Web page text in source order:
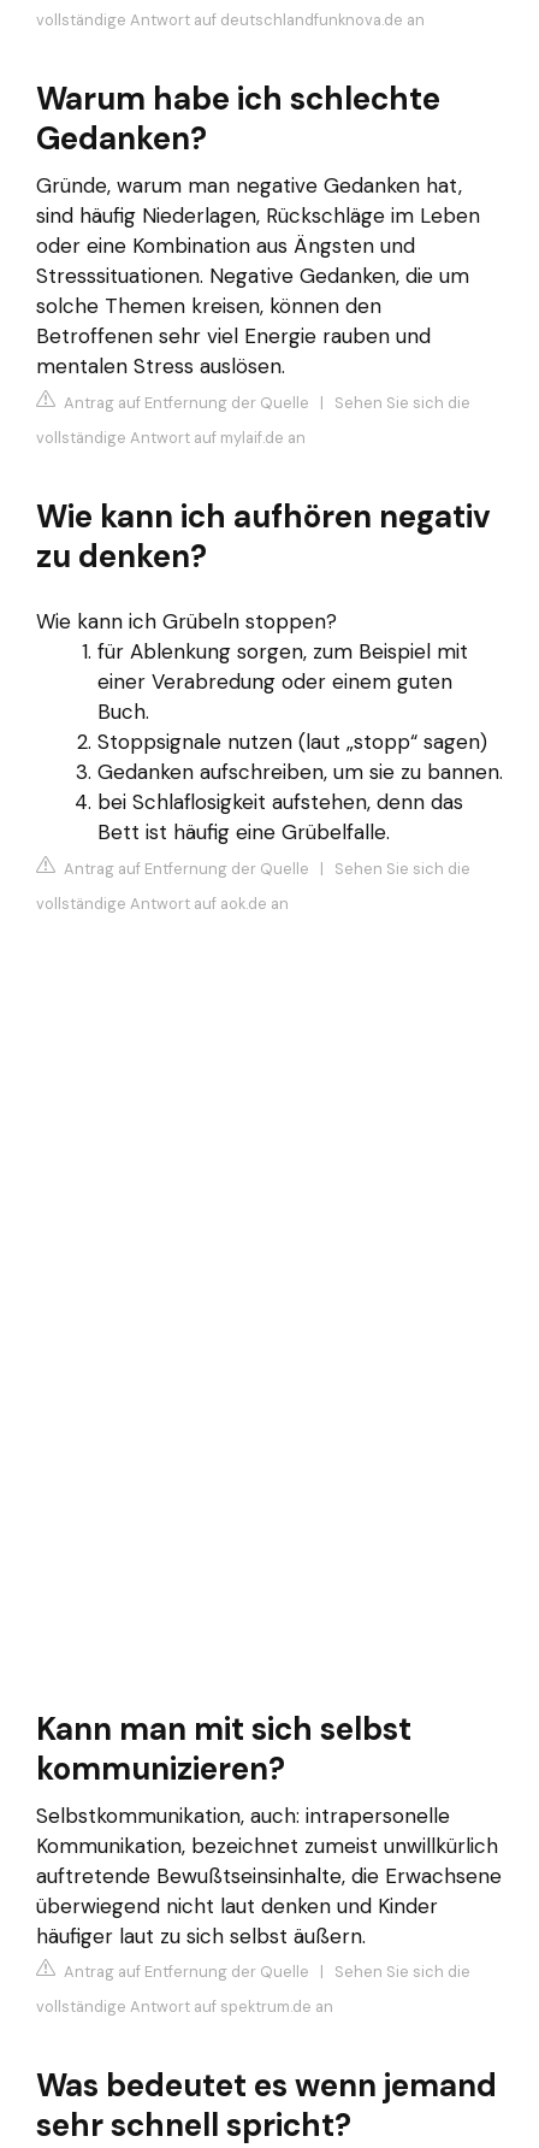
vollständige Antwort auf deutschlandfunknova.de an
Warum habe ich schlechte
Gedanken?
Gründe, warum man negative Gedanken hat,
sind häufig Niederlagen, Rückschläge im Leben
oder eine Kombination aus Ängsten und
Stresssituationen. Negative Gedanken, die um
solche Themen kreisen, können den
Betroffenen sehr viel Energie rauben und
mentalen Stress auslösen.
Antrag auf Entfernung der Quelle | Sehen Sie sich die
vollständige Antwort auf mylaif.de an
Wie kann ich aufhören negativ
zu denken?
Wie kann ich Grübeln stoppen?
für Ablenkung sorgen, zum Beispiel mit
einer Verabredung oder einem guten
Buch.
Stoppsignale nutzen (laut „stopp“ sagen)
Gedanken aufschreiben, um sie zu bannen.
bei Schlaflosigkeit aufstehen, denn das
Bett ist häufig eine Grübelfalle.
Antrag auf Entfernung der Quelle | Sehen Sie sich die
vollständige Antwort auf aok.de an
Kann man mit sich selbst
kommunizieren?
Selbstkommunikation, auch: intrapersonelle
Kommunikation, bezeichnet zumeist unwillkürlich
auftretende Bewußtseinsinhalte, die Erwachsene
überwiegend nicht laut denken und Kinder
häufiger laut zu sich selbst äußern.
Antrag auf Entfernung der Quelle | Sehen Sie sich die
vollständige Antwort auf spektrum.de an
Was bedeutet es wenn jemand
sehr schnell spricht?